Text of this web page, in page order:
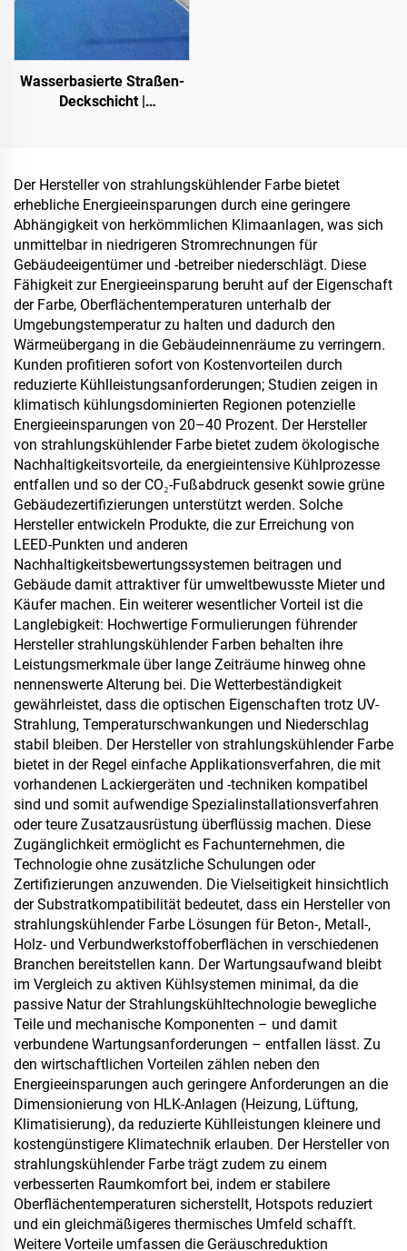
Wasserbasierte Straßen-
Deckschicht |
Fahrbahnen
Der Hersteller von strahlungskühlender Farbe bietet
erhebliche Energieeinsparungen durch eine geringere
Abhängigkeit von herkömmlichen Klimaanlagen, was sich
unmittelbar in niedrigeren Stromrechnungen für
Gebäudeeigentümer und -betreiber niederschlägt. Diese
Fähigkeit zur Energieeinsparung beruht auf der Eigenschaft
der Farbe, Oberflächentemperaturen unterhalb der
Umgebungstemperatur zu halten und dadurch den
Wärmeübergang in die Gebäudeinnenräume zu verringern.
Kunden profitieren sofort von Kostenvorteilen durch
reduzierte Kühlleistungsanforderungen; Studien zeigen in
klimatisch kühlungsdominierten Regionen potenzielle
Energieeinsparungen von 20–40 Prozent. Der Hersteller
von strahlungskühlender Farbe bietet zudem ökologische
Nachhaltigkeitsvorteile, da energieintensive Kühlprozesse
entfallen und so der CO₂-Fußabdruck gesenkt sowie grüne
Gebäudezertifizierungen unterstützt werden. Solche
Hersteller entwickeln Produkte, die zur Erreichung von
LEED-Punkten und anderen
Nachhaltigkeitsbewertungssystemen beitragen und
Gebäude damit attraktiver für umweltbewusste Mieter und
Käufer machen. Ein weiterer wesentlicher Vorteil ist die
Langlebigkeit: Hochwertige Formulierungen führender
Hersteller strahlungskühlender Farben behalten ihre
Leistungsmerkmale über lange Zeiträume hinweg ohne
nennenswerte Alterung bei. Die Wetterbeständigkeit
gewährleistet, dass die optischen Eigenschaften trotz UV-
Strahlung, Temperaturschwankungen und Niederschlag
stabil bleiben. Der Hersteller von strahlungskühlender Farbe
bietet in der Regel einfache Applikationsverfahren, die mit
vorhandenen Lackiergeräten und -techniken kompatibel
sind und somit aufwendige Spezialinstallationsverfahren
oder teure Zusatzausrüstung überflüssig machen. Diese
Zugänglichkeit ermöglicht es Fachunternehmen, die
Technologie ohne zusätzliche Schulungen oder
Zertifizierungen anzuwenden. Die Vielseitigkeit hinsichtlich
der Substratkompatibilität bedeutet, dass ein Hersteller von
strahlungskühlender Farbe Lösungen für Beton-, Metall-,
Holz- und Verbundwerkstoffoberflächen in verschiedenen
Branchen bereitstellen kann. Der Wartungsaufwand bleibt
im Vergleich zu aktiven Kühlsystemen minimal, da die
passive Natur der Strahlungskühltechnologie bewegliche
Teile und mechanische Komponenten – und damit
verbundene Wartungsanforderungen – entfallen lässt. Zu
den wirtschaftlichen Vorteilen zählen neben den
Energieeinsparungen auch geringere Anforderungen an die
Dimensionierung von HLK-Anlagen (Heizung, Lüftung,
Klimatisierung), da reduzierte Kühlleistungen kleinere und
kostengünstigere Klimatechnik erlauben. Der Hersteller von
strahlungskühlender Farbe trägt zudem zu einem
verbesserten Raumkomfort bei, indem er stabilere
Oberflächentemperaturen sicherstellt, Hotspots reduziert
und ein gleichmäßigeres thermisches Umfeld schafft.
Weitere Vorteile umfassen die Geräuschreduktion